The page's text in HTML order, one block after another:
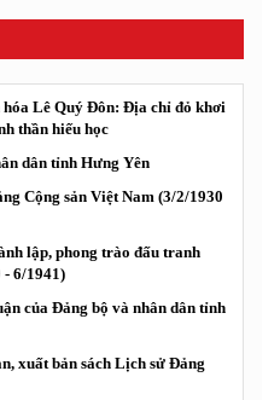
Lê Quý Đôn: Địa chỉ đỏ khơi
thần hiếu học
dân tỉnh Hưng Yên
Cộng sản Việt Nam (3/2/1930
lập, phong trào đấu tranh
- 6/1941)
của Đảng bộ và nhân dân tỉnh
xuất bản sách Lịch sử Đảng